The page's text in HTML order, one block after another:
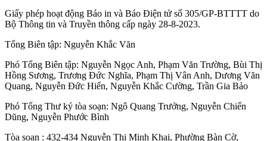
Giấy phép hoạt động Báo in và Báo Điện tử số 305/GP-BTTTT do
Bộ Thông tin và Truyền thông cấp ngày 28-8-2023.
Tổng Biên tập: Nguyễn Khắc Văn
Phó Tổng Biên tập: Nguyễn Ngọc Anh, Phạm Văn Trường, Bùi Thị
Hồng Sương, Trương Đức Nghĩa, Phạm Thị Vân Anh, Dương Văn
Quang, Nguyễn Đức Hiển, Nguyễn Khắc Cường, Trần Gia Bảo
Phó Tổng Thư ký tòa soạn: Ngô Quang Trưởng, Nguyễn Chiến
Dũng, Nguyễn Phước Bình
Tòa soạn : 432-434 Nguyễn Thị Minh Khai, Phường Bàn Cờ,